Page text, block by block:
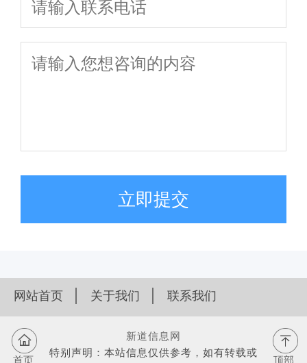
立即提交
网站首页 关于我们 联系我们
首页
新道信息网
特别声明：本站信息仅供参考，如有转载或
顶部